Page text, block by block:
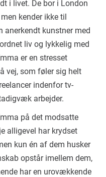
i livet. De bor i London
kender ikke til
anerkendt kunstner med
liv og lykkelig med
er en stresset
vej, som føler sig helt
indenfor tv-
arbejder.
på det modsatte
alligevel har krydset
kun én af dem husker
opstår imellem dem,
har en urovækkende